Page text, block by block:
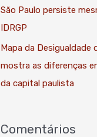
São Paulo persiste
IDRGP
Mapa da Desigualdade
mostra as diferenças
da capital paulista
Comentários